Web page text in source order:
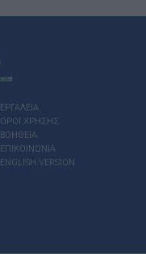
ΕΡΓΑΛΕΙΑ
ΟΡΟΙ ΧΡΗΣΗΣ
ΒΟΗΘΕΙΑ
ΕΠΙΚΟΙΝΩΝΙΑ
ENGLISH VERSION